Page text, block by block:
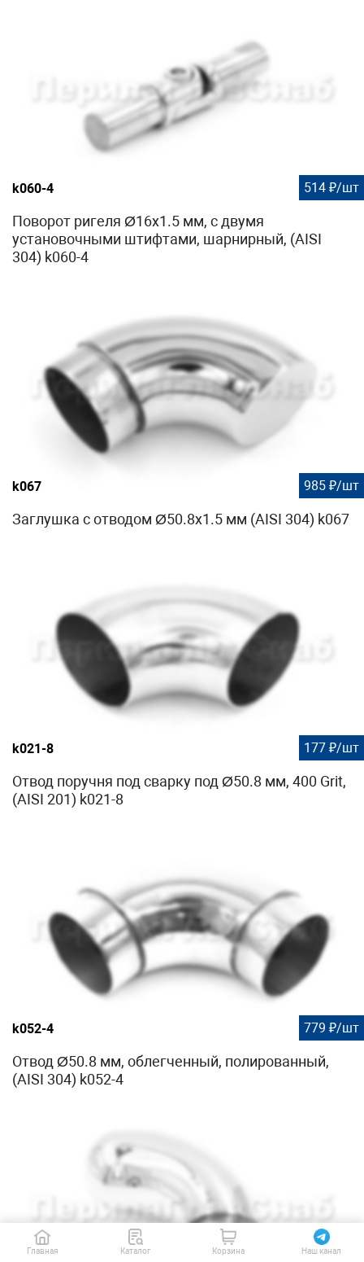
k060-4 514 ₽/шт
Поворот ригеля Ø16х1.5 мм, с двумя
установочными штифтами, шарнирный, (AISI
304) k060-4
k067 985 ₽/шт
Заглушка с отводом Ø50.8х1.5 мм (AISI 304) k067
k021-8 177 ₽/шт
Отвод поручня под сварку под Ø50.8 мм, 400 Grit,
(AISI 201) k021-8
k052-4 779 ₽/шт
Отвод Ø50.8 мм, облегченный, полированный,
(AISI 304) k052-4
Главная Каталог Корзина Наш канал